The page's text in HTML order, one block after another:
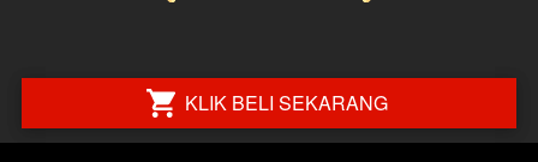
` KLIK BELI SEKARANG